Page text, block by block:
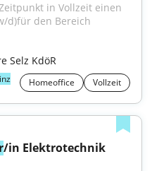
in Vollzeit einen
d)für den Bereich
Selz KdöR
Homeoffice Vollzeit
/in Elektrotechnik